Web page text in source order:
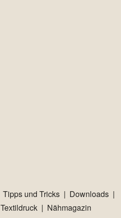
Tipps und Tricks | Downloads |
Textildruck| Nähmagazin